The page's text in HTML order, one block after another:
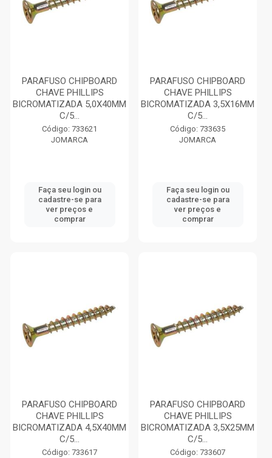
PARAFUSO CHIPBOARD
CHAVE PHILLIPS
BICROMATIZADA 5,0X40MM
C/5...
Código: 733621
JOMARCA
Faça seu login ou
cadastre-se para
ver preços e
comprar
PARAFUSO CHIPBOARD
CHAVE PHILLIPS
BICROMATIZADA 3,5X16MM
C/5...
Código: 733635
JOMARCA
Faça seu login ou
cadastre-se para
ver preços e
comprar
PARAFUSO CHIPBOARD
CHAVE PHILLIPS
BICROMATIZADA 4,5X40MM
C/5...
Código: 733617
PARAFUSO CHIPBOARD
CHAVE PHILLIPS
BICROMATIZADA 3,5X25MM
C/5...
Código: 733607